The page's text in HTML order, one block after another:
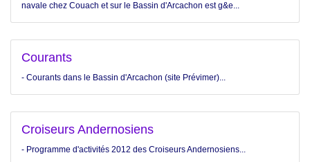
navale chez Couach et sur le Bassin d'Arcachon est g&e...
Courants
- Courants dans le Bassin d'Arcachon (site Prévimer)...
Croiseurs Andernosiens
- Programme d'activités 2012 des Croiseurs Andernosiens...